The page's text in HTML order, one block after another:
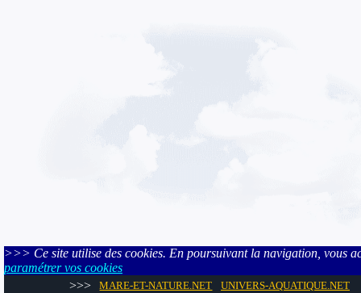
>>> Ce site utilise des cookies. En poursuivant la navigation, vous
paramétrer vos cookies
>>>
MARE-ET-NATURE.NET UNIVERS-AQUATIQUE.NET